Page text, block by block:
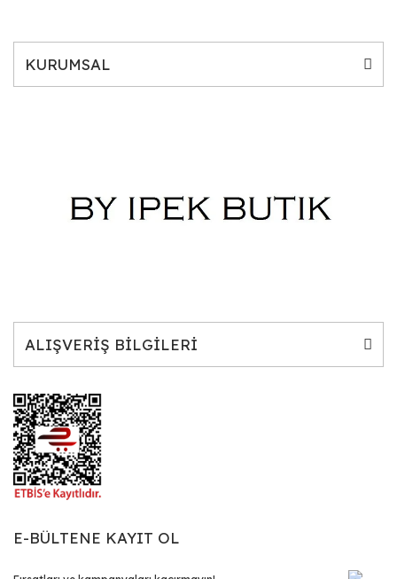
KURUMSAL
ALIŞVERİŞ BİLGİLERİ
E-BÜLTENE KAYIT OL